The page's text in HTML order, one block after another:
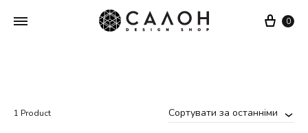
Cart
0
1 Product Сортувати за останніми